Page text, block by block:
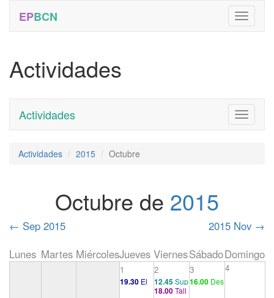
EPBCN
Actividades
Toggle
Actividades
Actividades 2015 Octubre
Octubre de 2015
← Sep 2015 2015 Nov →
Lunes Martes MiércolesJueves ViernesSábadoDomingo
1
19.30 El
2
12.45Sup
ervisión gr
18.00Tall
3
16.00 Des
4